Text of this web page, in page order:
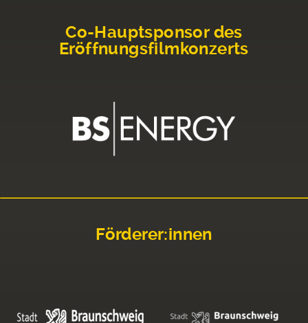
Co-Hauptsponsor des
Eröffnungsfilmkonzerts
Förderer:innen